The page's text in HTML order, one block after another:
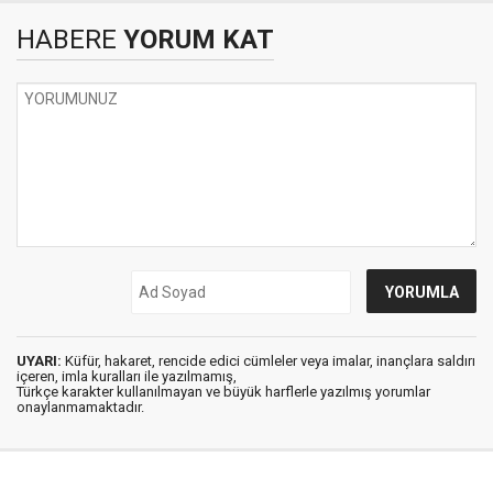
HABERE YORUM KAT
UYARI: Küfür, hakaret, rencide edici cümleler veya imalar, inançlara saldırı
içeren, imla kuralları ile yazılmamış,
Türkçe karakter kullanılmayan ve büyük harflerle yazılmış yorumlar
onaylanmamaktadır.